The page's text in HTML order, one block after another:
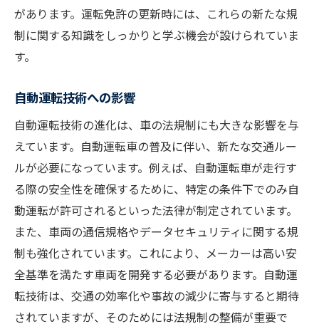
があります。運転免許の更新時には、これらの新たな規
制に関する知識をしっかりと学ぶ機会が設けられていま
す。
自動運転技術への影響
自動運転技術の進化は、車の法規制にも大きな影響を与
えています。自動運転車の普及に伴い、新たな交通ルー
ルが必要になっています。例えば、自動運転車が走行す
る際の安全性を確保するために、特定の条件下でのみ自
動運転が許可されるといった法律が制定されています。
また、車両の通信規格やデータセキュリティに関する規
制も強化されています。これにより、メーカーは高い安
全基準を満たす車両を開発する必要があります。自動運
転技術は、交通の効率化や事故の減少に寄与すると期待
されていますが、そのためには法規制の整備が重要で